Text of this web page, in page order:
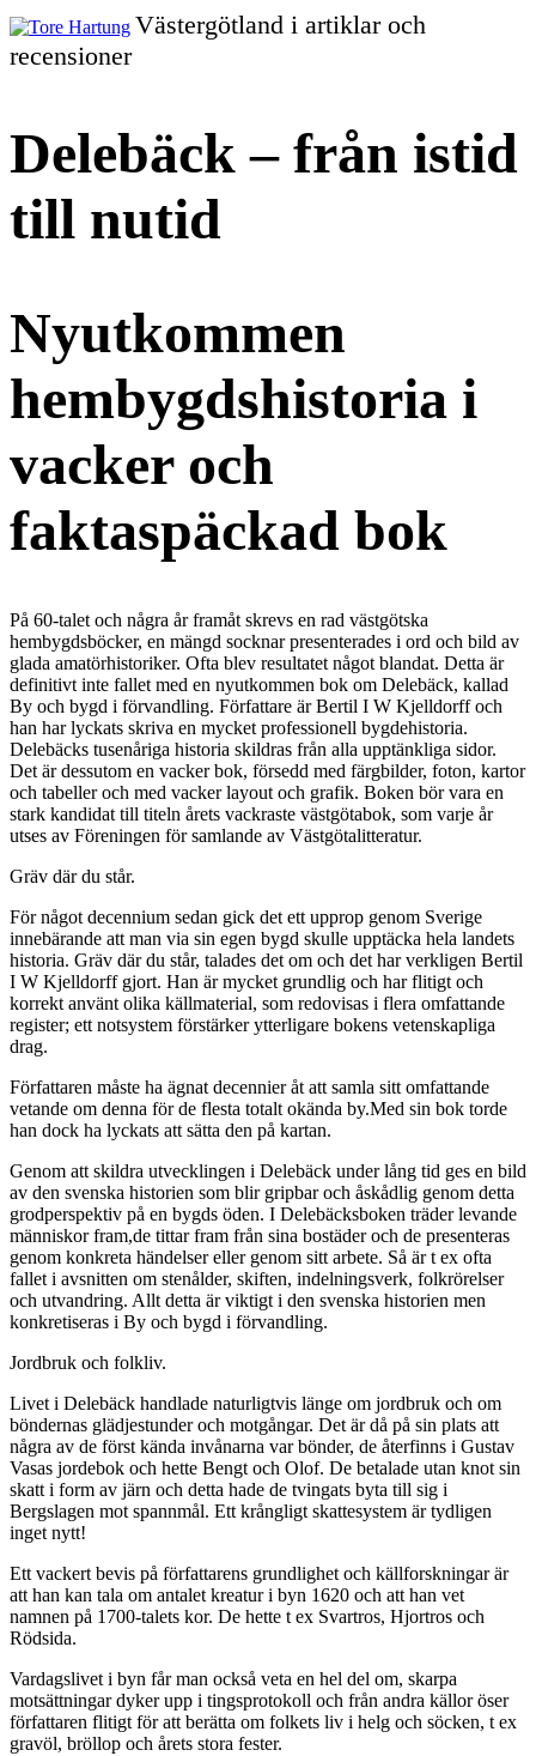
Gå
vidare
till
Tore
Västergötland i artiklar och
recensioner
Delebäck – från istid
till nutid
Nyutkommen
hembygdshistoria i
vacker och
faktaspäckad bok
På 60-talet och några år framåt skrevs en rad västgötska
hembygdsböcker, en mängd socknar presenterades i ord och bild av
glada amatörhistoriker. Ofta blev resultatet något blandat. Detta är
definitivt inte fallet med en nyutkommen bok om Delebäck, kallad
By och bygd i förvandling. Författare är Bertil I W Kjelldorff och
han har lyckats skriva en mycket professionell bygdehistoria.
Delebäcks tusenåriga historia skildras från alla upptänkliga sidor.
Det är dessutom en vacker bok, försedd med färgbilder, foton, kartor
och tabeller och med vacker layout och grafik. Boken bör vara en
stark kandidat till titeln årets vackraste västgötabok, som varje år
utses av Föreningen för samlande av Västgötalitteratur.
Gräv där du står.
För något decennium sedan gick det ett upprop genom Sverige
innebärande att man via sin egen bygd skulle upptäcka hela landets
historia. Gräv där du står, talades det om och det har verkligen Bertil
I W Kjelldorff gjort. Han är mycket grundlig och har flitigt och
korrekt använt olika källmaterial, som redovisas i flera omfattande
register; ett notsystem förstärker ytterligare bokens vetenskapliga
drag.
Författaren måste ha ägnat decennier åt att samla sitt omfattande
vetande om denna för de flesta totalt okända by.Med sin bok torde
han dock ha lyckats att sätta den på kartan.
Genom att skildra utvecklingen i Delebäck under lång tid ges en bild
av den svenska historien som blir gripbar och åskådlig genom detta
grodperspektiv på en bygds öden. I Delebäcksboken träder levande
människor fram,de tittar fram från sina bostäder och de presenteras
genom konkreta händelser eller genom sitt arbete. Så är t ex ofta
fallet i avsnitten om stenålder, skiften, indelningsverk, folkrörelser
och utvandring. Allt detta är viktigt i den svenska historien men
konkretiseras i By och bygd i förvandling.
Jordbruk och folkliv.
Livet i Delebäck handlade naturligtvis länge om jordbruk och om
böndernas glädjestunder och motgångar. Det är då på sin plats att
några av de först kända invånarna var bönder, de återfinns i Gustav
Vasas jordebok och hette Bengt och Olof. De betalade utan knot sin
skatt i form av järn och detta hade de tvingats byta till sig i
Bergslagen mot spannmål. Ett krångligt skattesystem är tydligen
inget nytt!
Ett vackert bevis på författarens grundlighet och källforskningar är
att han kan tala om antalet kreatur i byn 1620 och att han vet
namnen på 1700-talets kor. De hette t ex Svartros, Hjortros och
Rödsida.
Vardagslivet i byn får man också veta en hel del om, skarpa
motsättningar dyker upp i tingsprotokoll och från andra källor öser
författaren flitigt för att berätta om folkets liv i helg och söcken, t ex
gravöl, bröllop och årets stora fester.